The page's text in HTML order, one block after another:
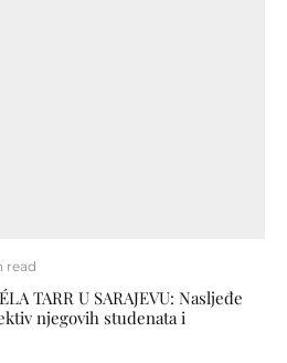
read
TARR U SARAJEVU: Nasljeđe
njegovih studenata i